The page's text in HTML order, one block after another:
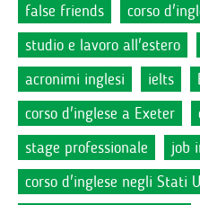
false friends
corso
studio e lavoro all'estero
acronimi inglesi
ielts
corso d'inglese a Exeter
stage professionale
job
corso d'inglese negli Stati